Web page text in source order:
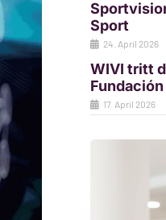
Sport
24. April 2026
WIVI tritt
17. April 2026